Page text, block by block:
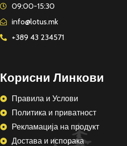
09:00-15:30
info@lotus.mk
+389 43 234571
Корисни Линкови
Правила и Услови
Политика и приватност
Рекламација на продукт
Достава и испорака